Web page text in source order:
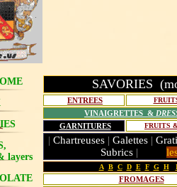
layers
SAVORIES
ENTREES
VINAIGRETTES &
GARNITURES
FRUITS
| Chartreuses | Galettes |
Subrics |
A B C D E F G H
FROMAGES